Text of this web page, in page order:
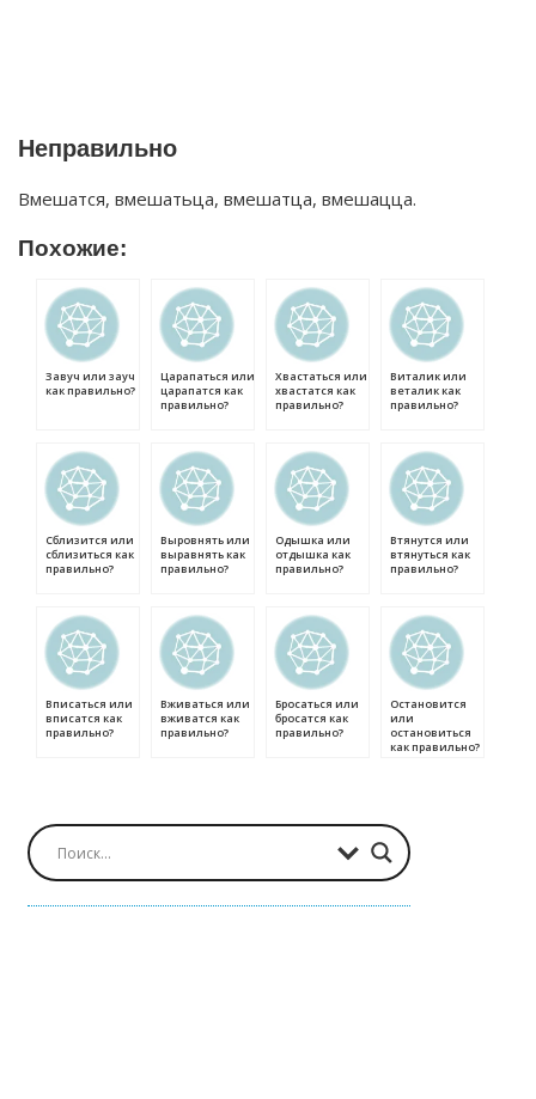
Неправильно
Вмешатся, вмешатьца, вмешатца, вмешацца.
Похожие:
Завуч или зауч
как правильно?
Царапаться или
царапатся как
правильно?
Хвастаться или
хвастатся как
правильно?
Виталик или
веталик как
правильно?
Сблизится или
сблизиться как
правильно?
Выровнять или
выравнять как
правильно?
Одышка или
отдышка как
правильно?
Втянутся или
втянуться как
правильно?
Вписаться или
вписатся как
правильно?
Вживаться или
вживатся как
правильно?
Бросаться или
бросатся как
правильно?
Остановится
или
остановиться
как правильно?